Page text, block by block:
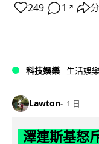
249 1 ↗
科技娛樂 生活娛
Lawton 1 日
澤連斯基怒